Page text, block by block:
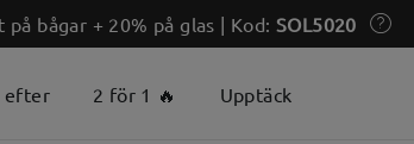
bågar + 20% på glas | Kod:SOL5020
efter 2 för 1 🔥 Upptäck